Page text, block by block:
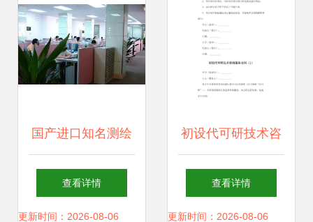
及技术服务
国产进口知名测绘
仪器器材供应与技
术咨询服务
查看详情
更新时间：2026-08-06
初设代可研技术咨
询服务合同
查看详情
更新时间：2026-08-06